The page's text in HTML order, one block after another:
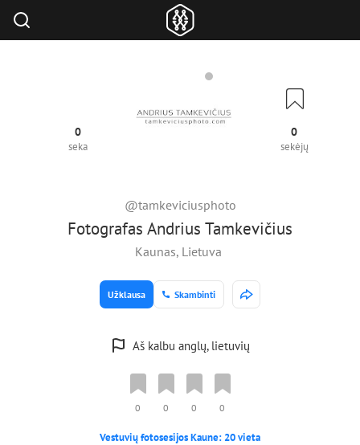
Fotografas Andrius Tamkevičius
@tamkeviciusphoto
0
seka
0
sekėjų
Kaunas, Lietuva
Užklausa Skambinti
Aš kalbu anglų, lietuvių
0 0 0 0
Vestuvių fotosesijos Kaune: 20 vieta